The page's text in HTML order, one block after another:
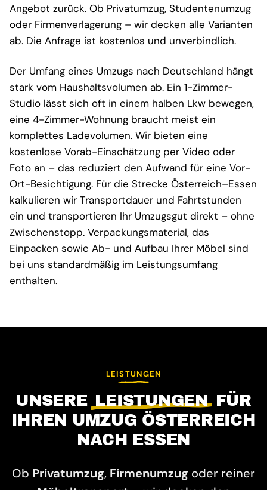
Angebot zurück. Ob Privatumzug, Studentenumzug
oder Firmenverlagerung – wir decken alle Varianten
ab. Die Anfrage ist kostenlos und unverbindlich.
Der Umfang eines Umzugs nach Deutschland hängt
stark vom Haushaltsvolumen ab. Ein 1-Zimmer-
Studio lässt sich oft in einem halben Lkw bewegen,
eine 4-Zimmer-Wohnung braucht meist ein
komplettes Ladevolumen. Wir bieten eine
kostenlose Vorab-Einschätzung per Video oder
Foto an – das reduziert den Aufwand für eine Vor-
Ort-Besichtigung. Für die Strecke Österreich–Essen
kalkulieren wir Transportdauer und Fahrtstunden
ein und transportieren Ihr Umzugsgut direkt – ohne
Zwischenstopp. Verpackungsmaterial, das
Einpacken sowie Ab- und Aufbau Ihrer Möbel sind
bei uns standardmäßig im Leistungsumfang
enthalten.
LEISTUNGEN
UNSERE LEISTUNGENFÜR
IHREN UMZUG ÖSTERREICH
NACH ESSEN
Ob Privatumzug, Firmenumzug oder reiner